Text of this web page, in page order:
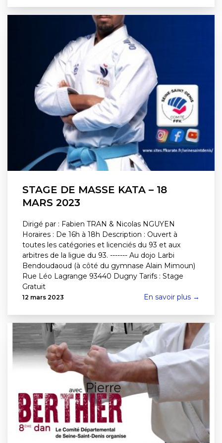
STAGE DE MASSE KATA – 18
MARS 2023
Dirigé par : Fabien TRAN & Nicolas NGUYEN
Horaires : De 16h à 18h Description : Ouvert à
toutes les catégories et licenciés du 93 et aux
arbitres de la ligue du 93. ------- Au dojo Larbi
Bendoudaoud (à côté du gymnase Alain Mimoun)
Rue Léo Lagrange 93440 Dugny Tarifs : Stage
Gratuit
12 mars 2023 En savoir plus →